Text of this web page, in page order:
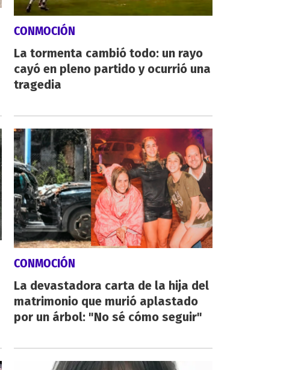
CONMOCIÓN
La tormenta cambió todo: un rayo
cayó en pleno partido y ocurrió una
tragedia
CONMOCIÓN
La devastadora carta de la hija del
matrimonio que murió aplastado
por un árbol: "No sé cómo seguir"